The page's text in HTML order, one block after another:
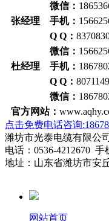
微信：
张经理 手机：
Q Q：
微信：
杜经理 手机：
Q Q：
微信：
官方网站：
点击免费电话咨询
潍坊市光泰电缆有限公
电话：0536-4212670 手
地址：山东省潍坊市安
网站首页